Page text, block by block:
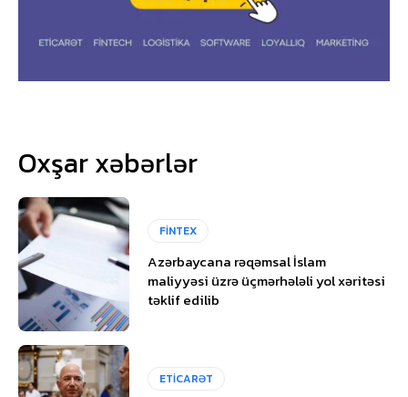
Oxşar xəbərlər
FİNTEX
Azərbaycana rəqəmsal İslam
maliyyəsi üzrə üçmərhələli yol xəritəsi
təklif edilib
ETİCARƏT